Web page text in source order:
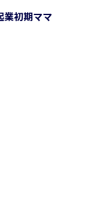
業初期ママ